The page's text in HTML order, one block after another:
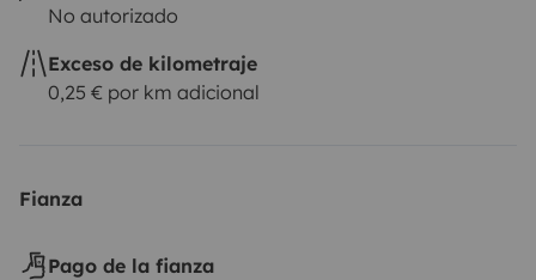
No autorizado
Exceso de kilometraje
0,25 € por km adicional
Fianza
Pago de la fianza